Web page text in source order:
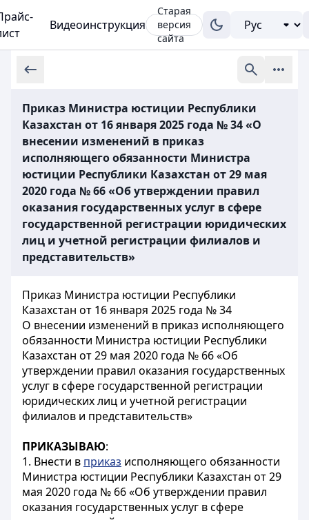
Видеоинструкция
Старая
версия
сайта
Приказ Министра юстиции Республики
Казахстан от 16 января 2025 года № 34 «О
внесении изменений в приказ
исполняющего обязанности Министра
юстиции Республики Казахстан от 29 мая
2020 года № 66 «Об утверждении правил
оказания государственных услуг в сфере
государственной регистрации юридических
лиц и учетной регистрации филиалов и
представительств»
Приказ Министра юстиции Республики
Казахстан от 16 января 2025 года № 34
О внесении изменений в приказ исполняющего
обязанности Министра юстиции Республики
Казахстан от 29 мая 2020 года № 66 «Об
утверждении правил оказания государственных
услуг в сфере государственной регистрации
юридических лиц и учетной регистрации
филиалов и представительств»
ПРИКАЗЫВАЮ:
1. Внести в приказ исполняющего обязанности
Министра юстиции Республики Казахстан от 29
мая 2020 года № 66 «Об утверждении правил
оказания государственных услуг в сфере